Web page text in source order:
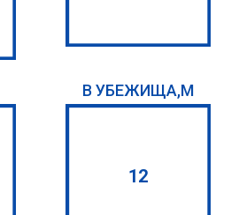
B УБЕЖИЩА,М
12